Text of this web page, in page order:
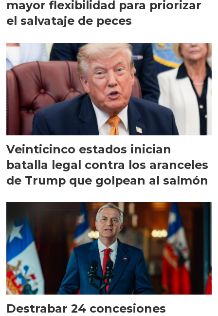
mayor flexibilidad para priorizar
el salvataje de peces
Veinticinco estados inician
batalla legal contra los aranceles
de Trump que golpean al salmón
Destrabar 24 concesiones